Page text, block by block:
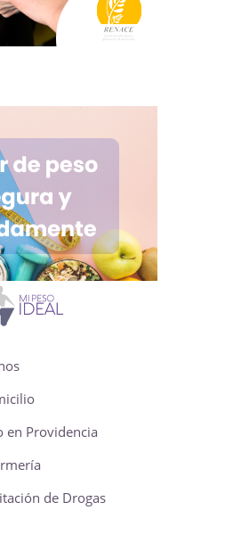
en Providencia
de Drogas